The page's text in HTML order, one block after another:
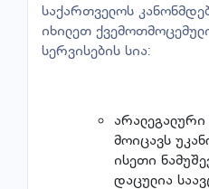
საქართველოს
იხილეთ
სერვისების სია:
მოიცავს
ისეთი
დაცულია